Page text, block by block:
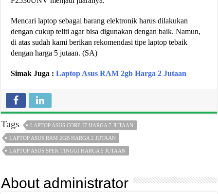
Mencari laptop sebagai barang elektronik harus dilakukan
dengan cukup teliti agar bisa digunakan dengan baik. Namun,
di atas sudah kami berikan rekomendasi tipe laptop tebaik
dengan harga 5 jutaan. (SA)
Simak Juga :Laptop Asus RAM 2gb Harga 2 Jutaan
Tags LAPTOP ASUS CORE I7 HARGA 7 JUTAAN
LAPTOP ASUS RAM 2GB HARGA 2 JUTAAN
LAPTOP ASUS SPEK TINGGI HARGA 5 JUTAAN
About administrator